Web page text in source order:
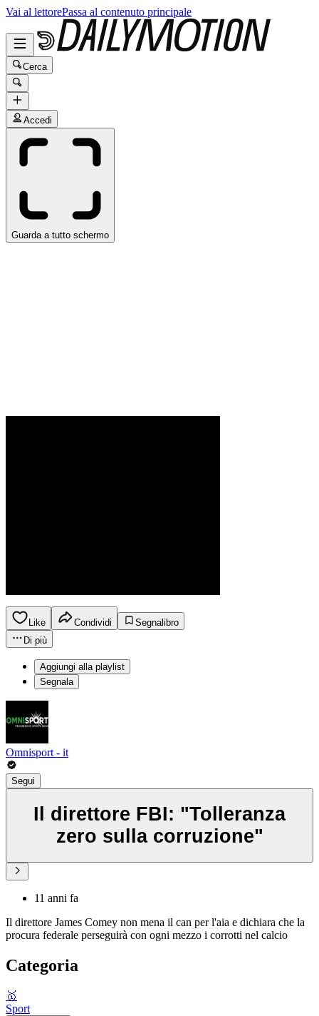
Vai al lettorePassa al contenuto principale
Cerca
Accedi
Guarda a tutto schermo
Like Condividi
Segnalibro
Di più
Aggiungi alla playlist
Segnala
Omnisport - it
Segui
Il direttore FBI: "Tolleranza
zero sulla corruzione"
11 anni fa
Il direttore James Comey non mena il can per l'aia e dichiara che la
procura federale perseguirà con ogni mezzo i corrotti nel calcio
Categoria
🥇
Sport